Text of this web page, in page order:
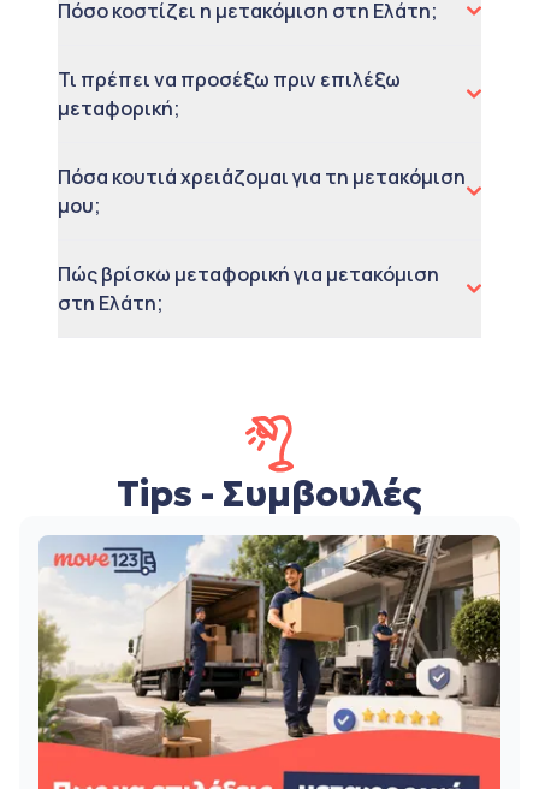
Πόσο κοστίζει η μετακόμιση στη Ελάτη;
Τι πρέπει να προσέξω πριν επιλέξω
μεταφορική;
Πόσα κουτιά χρειάζομαι για τη μετακόμιση
μου;
Πώς βρίσκω μεταφορική για μετακόμιση
στη Ελάτη;
Tips - Συμβουλές